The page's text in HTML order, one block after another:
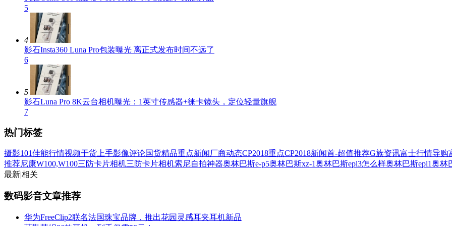
5
4
影石Insta360 Luna Pro包装曝光 离正式发布时间不远了
6
5
影石Luna Pro 8K云台相机曝光：1英寸传感器+徕卡镜头，定位轻量旗舰
7
热门标签
摄影101佳能行情视频干货上手影像评论国货精品重点新闻 厂商动态CP2018重点CP2018新闻首-超值推荐G族资讯富士行情导购
推荐尼康W100,W100三防卡片相机三防卡片相机索尼自拍神器奥林巴斯e-p5奥林巴斯xz-1奥林巴斯epl3怎么样奥林巴斯epl1奥林
最新相关
数码影音文章推荐
华为FreeClip2联名法国珠宝品牌，推出花园灵感耳夹耳机新品